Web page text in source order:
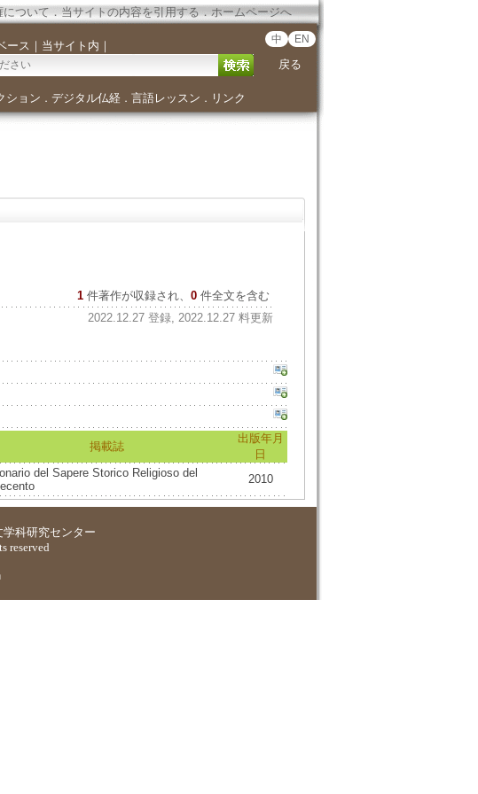
について．当サイトの内容を引用する．ホームページへ
ース ｜ 当サイト内 ｜ 中 EN
戻る
ション ． デジタル仏経． 言語レッスン ． リンク
1 件著作が収録され、 0件全文を含む
2022.12.27 登録, 2022.12.27 料更新
掲載誌
出版年月
日
del Sapere Storico Religioso del
2010
科研究センター
reserved